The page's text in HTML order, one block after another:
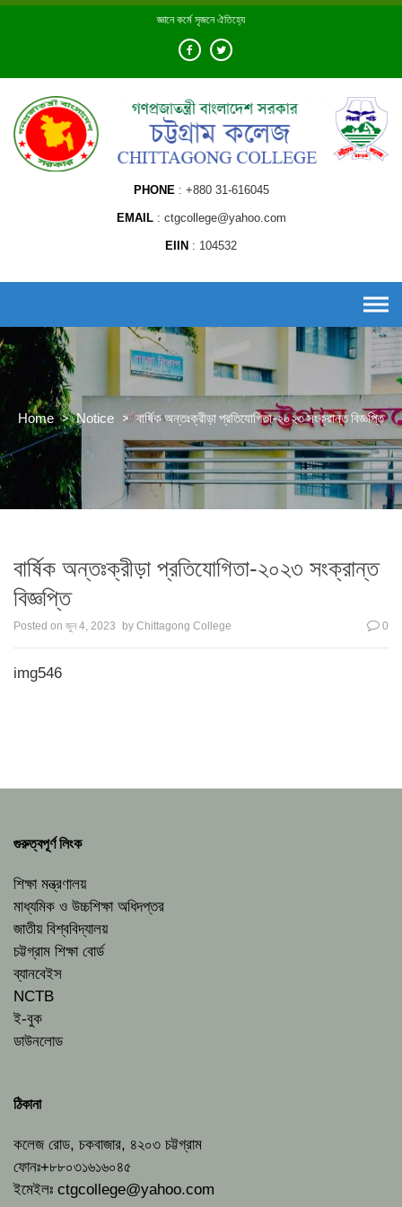
Skip
জ্ঞানে কর্মে সৃজনে ঐতিহ্যে
PHONE +880 31-616045
EMAIL ctgcollege@yahoo.com
EIIN 104532
Home > Notice > বার্ষিক অন্তঃক্রীড়া প্রতিযোগিতা-২০২৩ সংক্রান্ত বিজ্ঞপ্তি
বার্ষিক অন্তঃক্রীড়া প্রতিযোগিতা-২০২৩ সংক্রান্ত
বিজ্ঞপ্তি
Posted on জুন 4, 2023 by Chittagong College 0
img546
গুরুত্বপূর্ণ লিংক
শিক্ষা মন্ত্রণালয়
মাধ্যমিক ও উচ্চশিক্ষা অধিদপ্তর
জাতীয় বিশ্ববিদ্যালয়
চট্টগ্রাম শিক্ষা বোর্ড
ব্যানবেইস
NCTB
ই-বুক
ডাউনলোড
ঠিকানা
কলেজ রোড, চকবাজার, ৪২০৩ চট্টগ্রাম
ফোনঃ+৮৮০৩১৬১৬০৪৫
ইমেইলঃ ctgcollege@yahoo.com